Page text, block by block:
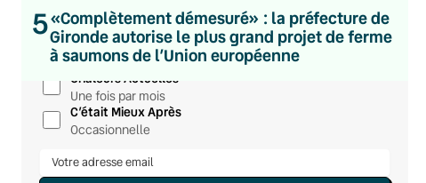
5«Complètement démesuré» : la préfecture de
Gironde autorise le plus grand projet de ferme
à saumons de l’Union européenne
Quotidienne
Du lundi au vendredi
Hebdomadaire
Le samedi
Chaleurs Actuelles
Une fois par mois
C’était Mieux Après
Occasionnelle